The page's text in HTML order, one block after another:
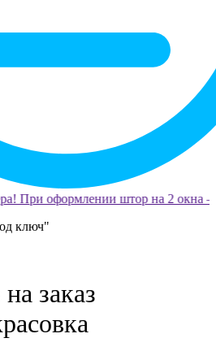
При оформлении штор на 2 окна
ключ"
заказ